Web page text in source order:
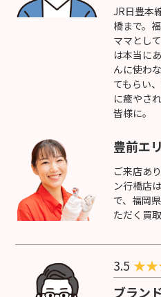
JR日豊本
橋まで。
ママとし
は本当に
んに使わ
てもらい
に癒やさ
皆様に。
豊前エ
ご来店あ
ン行橋店
で、福岡
ただく買
3.5 ★★
ブラン